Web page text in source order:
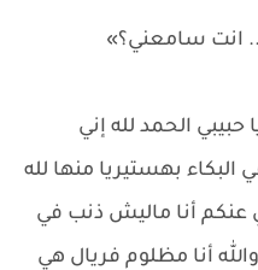
انت سامعني؟»
الحمد لله إني
بهستيريا منها لله
عنكم أنا ماليش ذنب في
أنا مظلوم فريال هي